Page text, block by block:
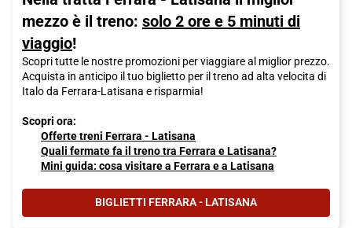
mezzo è il treno: solo 2 ore e 5 minuti di
viaggio!
Scopri tutte le nostre promozioni per viaggiare al miglior prezzo.
Acquista in anticipo il tuo biglietto per il treno ad alta velocita di
Italo da Ferrara-Latisana e risparmia!
Scopri ora:
Offerte treni Ferrara - Latisana
Quali fermate fa il treno tra Ferrara e Latisana?
Mini guida: cosa visitare a Ferrara e a Latisana
BIGLIETTI FERRARA - LATISANA